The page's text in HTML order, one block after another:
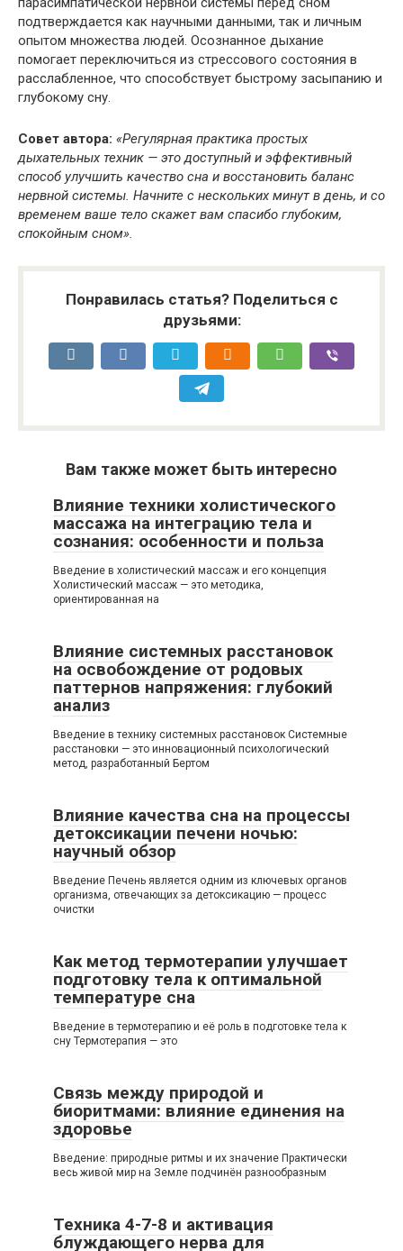
подтверждается как научными данными, так и личным
опытом множества людей. Осознанное дыхание
помогает переключиться из стрессового состояния в
расслабленное, что способствует быстрому засыпанию и
глубокому сну.
Совет автора: «Регулярная практика простых
дыхательных техник — это доступный и эффективный
способ улучшить качество сна и восстановить баланс
нервной системы. Начните с нескольких минут в день, и со
временем ваше тело скажет вам спасибо глубоким,
спокойным сном».
Понравилась статья? Поделиться с
друзьями:
Вам также может быть интересно
Влияние техники холистического
массажа на интеграцию тела и
сознания: особенности и польза
Введение в холистический массаж и его концепция
Холистический массаж — это методика,
ориентированная на
Влияние системных расстановок
на освобождение от родовых
паттернов напряжения: глубокий
анализ
Введение в технику системных расстановок Системные
расстановки — это инновационный психологический
метод, разработанный Бертом
Влияние качества сна на процессы
детоксикации печени ночью:
научный обзор
Введение Печень является одним из ключевых органов
организма, отвечающих за детоксикацию — процесс
очистки
Как метод термотерапии улучшает
подготовку тела к оптимальной
температуре сна
Введение в термотерапию и её роль в подготовке тела к
сну Термотерапия — это
Связь между природой и
биоритмами: влияние единения на
здоровье
Введение: природные ритмы и их значение Практически
весь живой мир на Земле подчинён разнообразным
Техника 4-7-8 и активация
блуждающего нерва для